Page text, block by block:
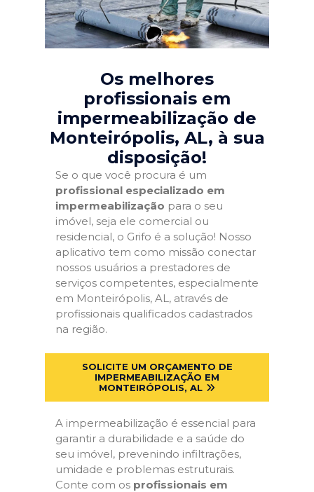
Os melhores
profissionais em
impermeabilização de
Monteirópolis, AL, à sua
disposição!
Se o que você procura é um
profissional especializado em
impermeabilização para o seu
imóvel, seja ele comercial ou
residencial, o Grifo é a solução! Nosso
aplicativo tem como missão conectar
nossos usuários a prestadores de
serviços competentes, especialmente
em Monteirópolis, AL, através de
profissionais qualificados cadastrados
na região.
SOLICITE UM ORÇAMENTO DE
IMPERMEABILIZAÇÃO EM
MONTEIRÓPOLIS, AL
A impermeabilização é essencial para
garantir a durabilidade e a saúde do
seu imóvel, prevenindo infiltrações,
umidade e problemas estruturais.
Conte com os profissionais em